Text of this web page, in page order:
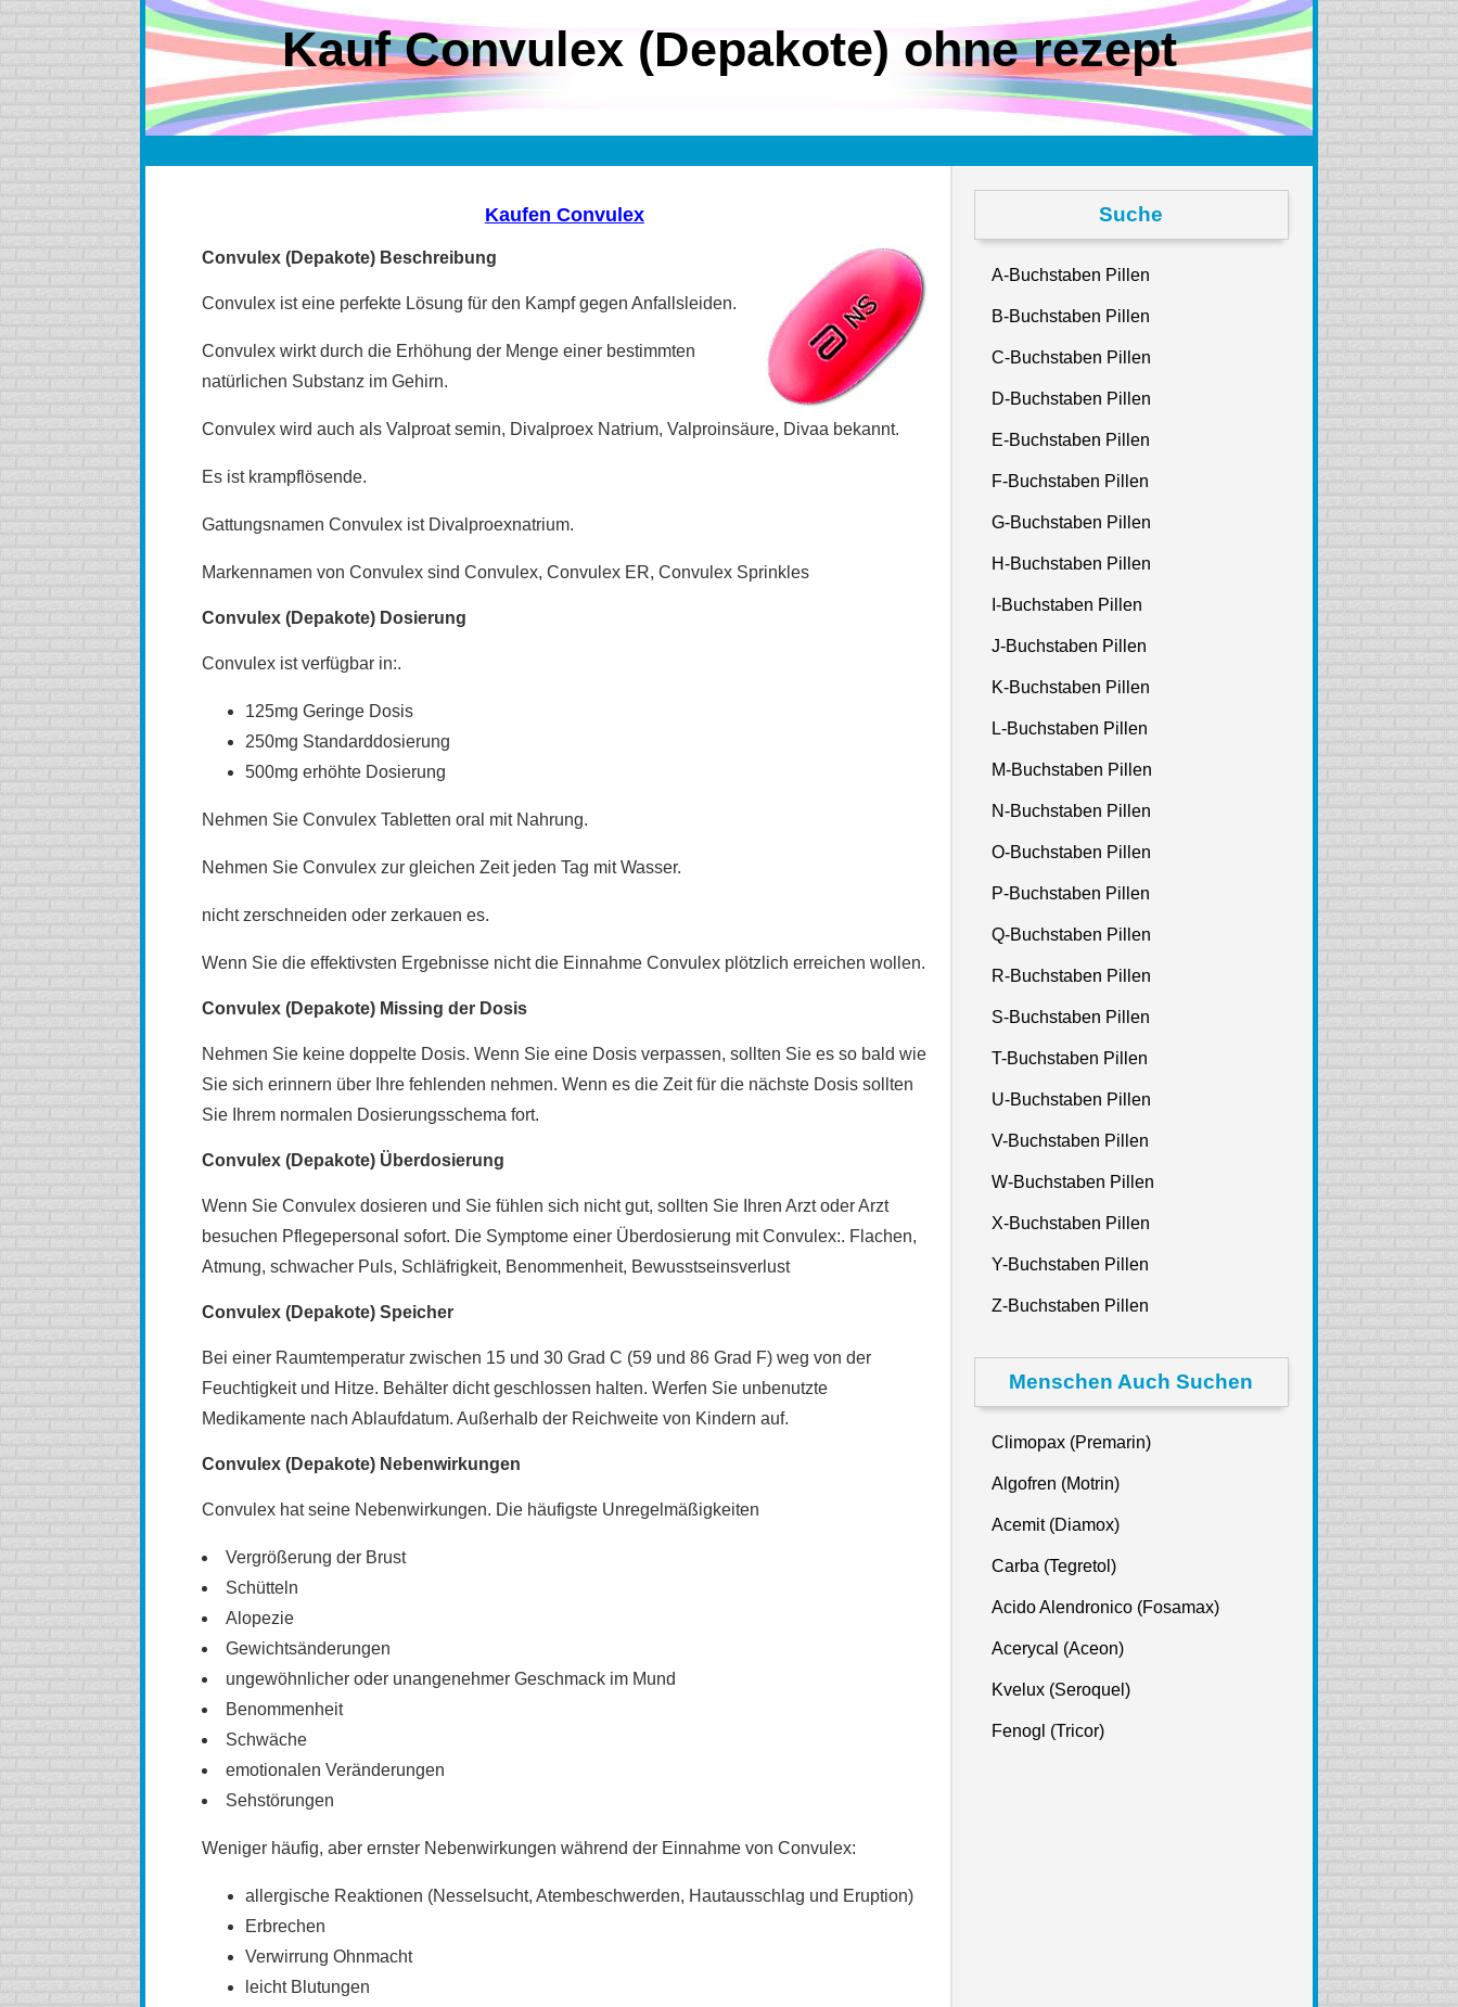
Kauf Convulex (Depakote) ohne rezept
Kaufen Convulex
Convulex (Depakote) Beschreibung
Convulex ist eine perfekte Lösung für den Kampf gegen Anfallsleiden.
Convulex wirkt durch die Erhöhung der Menge einer bestimmten
natürlichen Substanz im Gehirn.
Convulex wird auch als Valproat semin, Divalproex Natrium, Valproinsäure, Divaa bekannt.
Es ist krampflösende.
Gattungsnamen Convulex ist Divalproexnatrium.
Markennamen von Convulex sind Convulex, Convulex ER, Convulex Sprinkles
Convulex (Depakote) Dosierung
Convulex ist verfügbar in:.
125mg Geringe Dosis
250mg Standarddosierung
500mg erhöhte Dosierung
Nehmen Sie Convulex Tabletten oral mit Nahrung.
Nehmen Sie Convulex zur gleichen Zeit jeden Tag mit Wasser.
nicht zerschneiden oder zerkauen es.
Wenn Sie die effektivsten Ergebnisse nicht die Einnahme Convulex plötzlich erreichen wollen.
Convulex (Depakote) Missing der Dosis
Nehmen Sie keine doppelte Dosis. Wenn Sie eine Dosis verpassen, sollten Sie es so bald wie
Sie sich erinnern über Ihre fehlenden nehmen. Wenn es die Zeit für die nächste Dosis sollten
Sie Ihrem normalen Dosierungsschema fort.
Convulex (Depakote) Überdosierung
Wenn Sie Convulex dosieren und Sie fühlen sich nicht gut, sollten Sie Ihren Arzt oder Arzt
besuchen Pflegepersonal sofort. Die Symptome einer Überdosierung mit Convulex:. Flachen,
Atmung, schwacher Puls, Schläfrigkeit, Benommenheit, Bewusstseinsverlust
Convulex (Depakote) Speicher
Bei einer Raumtemperatur zwischen 15 und 30 Grad C (59 und 86 Grad F) weg von der
Feuchtigkeit und Hitze. Behälter dicht geschlossen halten. Werfen Sie unbenutzte
Medikamente nach Ablaufdatum. Außerhalb der Reichweite von Kindern auf.
Convulex (Depakote) Nebenwirkungen
Convulex hat seine Nebenwirkungen. Die häufigste Unregelmäßigkeiten
Vergrößerung der Brust
Schütteln
Alopezie
Gewichtsänderungen
ungewöhnlicher oder unangenehmer Geschmack im Mund
Benommenheit
Schwäche
emotionalen Veränderungen
Sehstörungen
Weniger häufig, aber ernster Nebenwirkungen während der Einnahme von Convulex:
allergische Reaktionen (Nesselsucht, Atembeschwerden, Hautausschlag und Eruption)
Erbrechen
Verwirrung Ohnmacht
leicht Blutungen
Suche
A-Buchstaben Pillen
B-Buchstaben Pillen
C-Buchstaben Pillen
D-Buchstaben Pillen
E-Buchstaben Pillen
F-Buchstaben Pillen
G-Buchstaben Pillen
H-Buchstaben Pillen
I-Buchstaben Pillen
J-Buchstaben Pillen
K-Buchstaben Pillen
L-Buchstaben Pillen
M-Buchstaben Pillen
N-Buchstaben Pillen
O-Buchstaben Pillen
P-Buchstaben Pillen
Q-Buchstaben Pillen
R-Buchstaben Pillen
S-Buchstaben Pillen
T-Buchstaben Pillen
U-Buchstaben Pillen
V-Buchstaben Pillen
W-Buchstaben Pillen
X-Buchstaben Pillen
Y-Buchstaben Pillen
Z-Buchstaben Pillen
Menschen Auch Suchen
Climopax (Premarin)
Algofren (Motrin)
Acemit (Diamox)
Carba (Tegretol)
Acido Alendronico (Fosamax)
Acerycal (Aceon)
Kvelux (Seroquel)
Fenogl (Tricor)